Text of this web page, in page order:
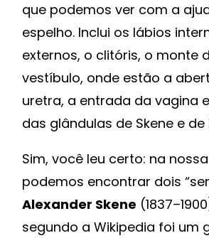
que podemos ver com a
espelho. Inclui os lábios
externos, o clitóris, o monte
vestíbulo, onde estão a
uretra, a entrada da vagina
das glândulas de Skene e de
Sim, você leu certo: na
podemos encontrar dois
Alexander Skene
segundo a Wikipedia foi um